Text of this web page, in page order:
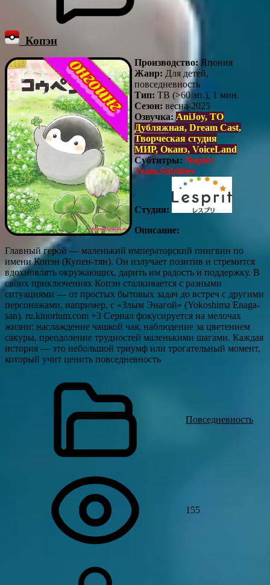
Копэн
Производство:Япония
Жанр: Для детей,
повседневность
Тип: ТВ (>60 эп.), 1 мин.
Сезон: весна-2025
Озвучка:AniJoy, ТО
Дубляжная, Dream Cast,
Творческая студия
МИР, Оканэ, VoiceLand
Субтитры: Noplex
Team.Subtitles
Студия:
Описание:
Главный герой — маленький императорский пингвин по
имени Копэн (Купен-тян). Он излучает позитив и стремится
вдохновлять окружающих, дарить им радость и поддержку. В
своих приключениях Копэн сталкивается с разными
ситуациями — от простых бытовых задач до встреч с другими
персонажами, например, с «Злым Энагой» (Yokoshima Enaga-
san). ru.kinorium.com +3 Сериал фокусируется на мелочах
жизни: наслаждение чашкой чая, наблюдение за цветением
сакуры, преодоление трудностей маленькими шагами. Каждая
история — это небольшой триумф или трогательный момент,
который учит ценить повседневность
Повседневность
155